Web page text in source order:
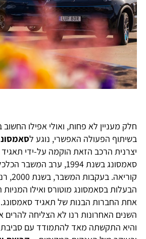
חלק מעניין לא פחות, ואולי אפילו החשוב
בשיתוף הפעולה האפשרי, נוגע ל
יצרנית הרכב הזאת הוקמה על-ידי תאגיד
סאמסונג בשנת 1994, ערב
הבעלות בסאמסונג מוטורס ואילו המניות
השנים האחרונות רנו לא הצליחה להרים
והיא התקשתה מאד להתמודד עם סביבת